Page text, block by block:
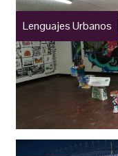
Lenguajes Urbanos